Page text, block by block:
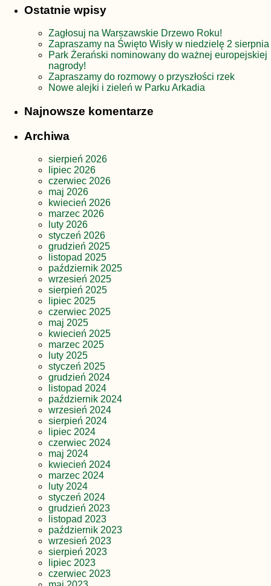
Ostatnie wpisy
Zagłosuj na Warszawskie Drzewo Roku!
Zapraszamy na Święto Wisły w niedzielę 2 sierpnia
Park Żerański nominowany do ważnej europejskiej
nagrody!
Zapraszamy do rozmowy o przyszłości rzek
Nowe alejki i zieleń w Parku Arkadia
Najnowsze komentarze
Archiwa
sierpień 2026
lipiec 2026
czerwiec 2026
maj 2026
kwiecień 2026
marzec 2026
luty 2026
styczeń 2026
grudzień 2025
listopad 2025
październik 2025
wrzesień 2025
sierpień 2025
lipiec 2025
czerwiec 2025
maj 2025
kwiecień 2025
marzec 2025
luty 2025
styczeń 2025
grudzień 2024
listopad 2024
październik 2024
wrzesień 2024
sierpień 2024
lipiec 2024
czerwiec 2024
maj 2024
kwiecień 2024
marzec 2024
luty 2024
styczeń 2024
grudzień 2023
listopad 2023
październik 2023
wrzesień 2023
sierpień 2023
lipiec 2023
czerwiec 2023